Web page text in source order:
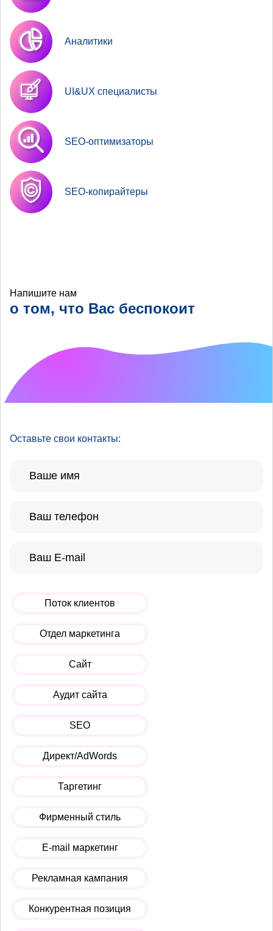
Аналитики
UI&UX специалисты
SEO-оптимизаторы
SEO-копирайтеры
Напишите нам
о том, что Вас беспокоит
Оставьте свои контакты:
Поток клиентов
Отдел маркетинга
Сайт
Аудит сайта
SEO
Директ/AdWords
Таргетинг
Фирменный стиль
E-mail маркетинг
Рекламная кампания
Конкурентная позиция